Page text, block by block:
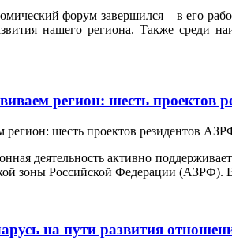
форум завершился – в его
нашего региона. Также среди
регион: шесть проектов
деятельность активно
зоны Российской Федерации (АЗРФ). В
на пути развития